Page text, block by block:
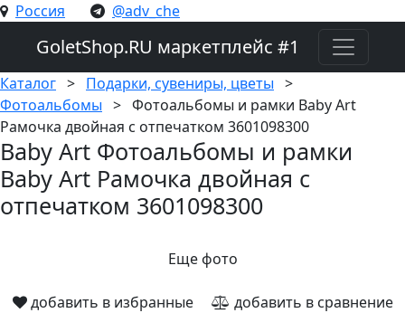
Россия @adv_che
GoletShop.RU маркетплейс #1
Каталог > Подарки, сувениры, цветы >
Фотоальбомы > Фотоальбомы и рамки Baby Art
Рамочка двойная с отпечатком 3601098300
Baby Art Фотоальбомы и рамки
Baby Art Рамочка двойная с
отпечатком 3601098300
Еще фото
добавить в избранные добавить в сравнение